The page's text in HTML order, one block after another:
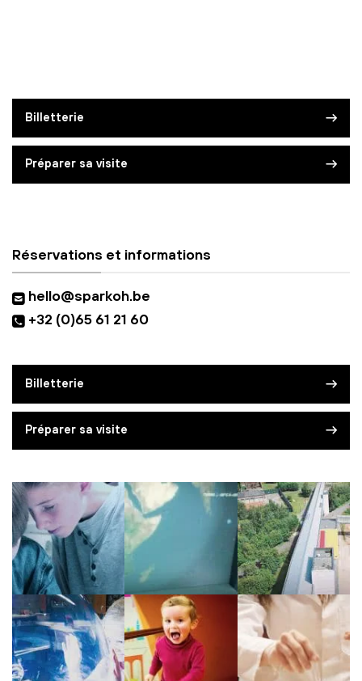
Billetterie
Préparer sa visite
Réservations et informations
hello@sparkoh.be
+32 (0)65 61 21 60
Billetterie
Préparer sa visite